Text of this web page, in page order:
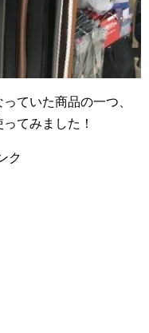
ていた商品の一つ、
てみました！
ク